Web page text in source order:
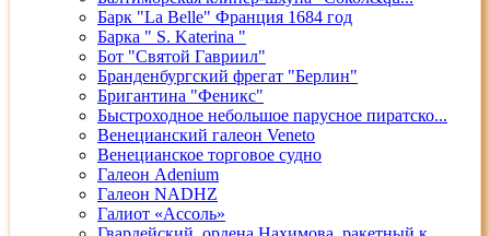
Барк "La Belle" Франция 1684 год
Барка " S. Katerina "
Бот "Святой Гавриил"
Бранденбургский фрегат "Берлин"
Бригантина "Феникс"
Быстроходное небольшое парусное пиратско...
Венецианский галеон Veneto
Венецианское торговое судно
Галеон Adenium
Галеон NADHZ
Галиот «Ассоль»